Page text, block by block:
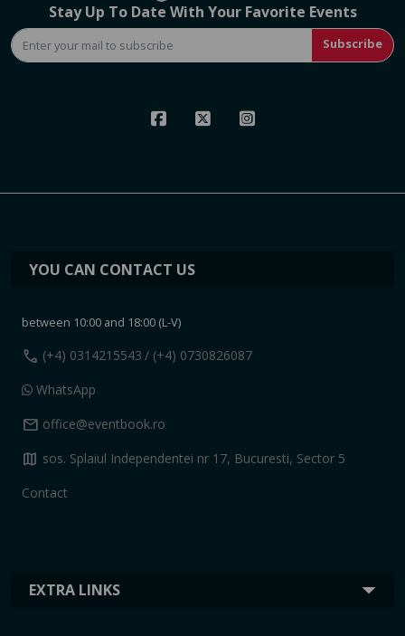
Stay Up To Date With Your Favorite Events
Subscribe
EXTRA LINKS
YOU CAN CONTACT US
between 10:00 and 18:00 (L-V)
call (+4) 0314215543 / (+4) 0730826087
WhatsApp
mail office@eventbook.ro
map sos. Splaiul Independentei nr 17, Bucuresti, Sector 5
Contact